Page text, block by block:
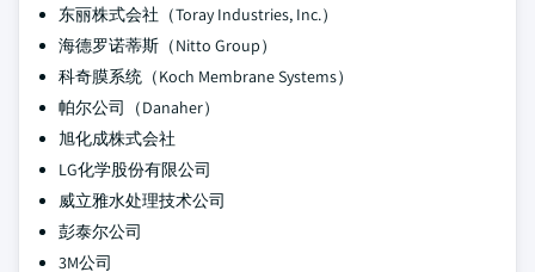
东丽株式会社（Toray Industries, Inc.）
海德罗诺蒂斯（Nitto Group）
科奇膜系统（Koch Membrane Systems）
帕尔公司（Danaher）
旭化成株式会社
LG化学股份有限公司
威立雅水处理技术公司
彭泰尔公司
3M公司